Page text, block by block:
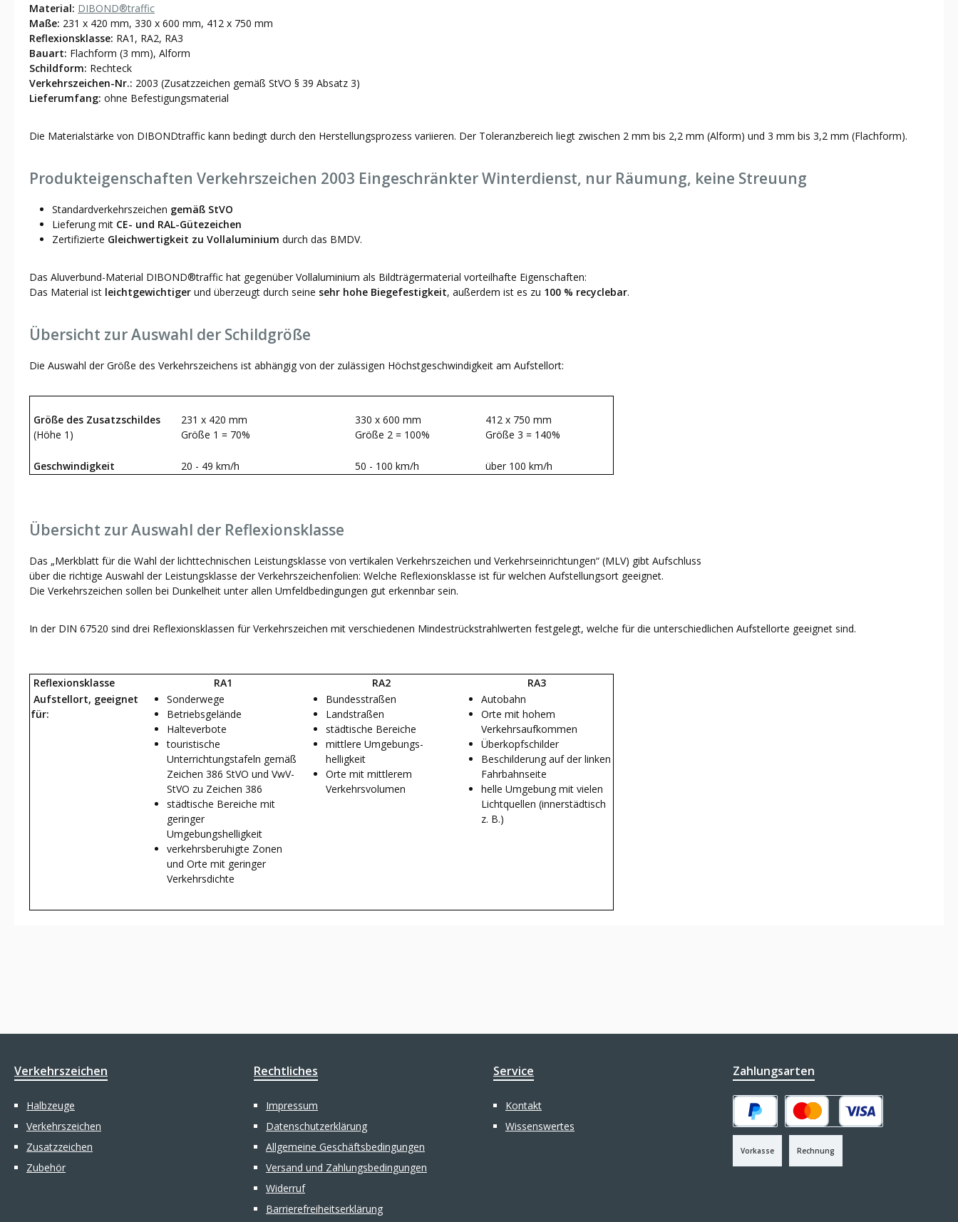
Material: DIBOND®traffic
Maße: 231 x 420 mm, 330 x 600 mm, 412 x 750 mm
Reflexionsklasse: RA1, RA2, RA3
Bauart: Flachform (3 mm), Alform
Schildform: Rechteck
Verkehrszeichen-Nr.: 2003 (Zusatzzeichen gemäß StVO § 39 Absatz 3)
Lieferumfang: ohne Befestigungsmaterial
Die Materialstärke von DIBONDtraffic kann bedingt durch den Herstellungsprozess variieren. Der Toleranzbereich liegt zwischen 2 mm bis 2,2 mm (Alform) und 3 mm bis 3,2 mm (Flachform).
Produkteigenschaften Verkehrszeichen 2003 Eingeschränkter Winterdienst, nur Räumung, keine Streuung
Standardverkehrszeichen gemäß StVO
Lieferung mit CE- und RAL-Gütezeichen
Zertifizierte Gleichwertigkeit zu Vollaluminium durch das BMDV.
Das Aluverbund-Material DIBOND®traffic hat gegenüber Vollaluminium als Bildträgermaterial vorteilhafte Eigenschaften:
Das Material ist leichtgewichtiger und überzeugt durch seine sehr hohe Biegefestigkeit, außerdem ist es zu 100 % recyclebar.
Übersicht zur Auswahl der Schildgröße
Die Auswahl der Größe des Verkehrszeichens ist abhängig von der zulässigen Höchstgeschwindigkeit am Aufstellort:
Größe des Zusatzschildes
(Höhe 1)
231 x 420 mm
Größe 1 = 70%
330 x 600 mm
Größe 2 = 100%
412 x 750 mm
Größe 3 = 140%
Geschwindigkeit 20 - 49 km/h 50 - 100 km/h über 100 km/h
Übersicht zur Auswahl der Reflexionsklasse
Das „Merkblatt für die Wahl der lichttechnischen Leistungsklasse von vertikalen Verkehrszeichen und Verkehrseinrichtungen“ (MLV) gibt Aufschluss
über die richtige Auswahl der Leistungsklasse der Verkehrszeichenfolien: Welche Reflexionsklasse ist für welchen Aufstellungsort geeignet.
Die Verkehrszeichen sollen bei Dunkelheit unter allen Umfeldbedingungen gut erkennbar sein.
In der DIN 67520 sind drei Reflexionsklassen für Verkehrszeichen mit verschiedenen Mindestrückstrahlwerten festgelegt, welche für die unterschiedlichen Aufstellorte geeignet sind.
Reflexionsklasse RA1 RA2
RA3
Aufstellort, geeignet
für:
Sonderwege
Betriebsgelände
Halteverbote
touristische
Unterrichtungstafeln gemäß
Zeichen 386 StVO und VwV-
StVO zu Zeichen 386
städtische Bereiche mit
geringer
Umgebungshelligkeit
verkehrsberuhigte Zonen
und Orte mit geringer
Verkehrsdichte
Bundesstraßen
Landstraßen
städtische Bereiche
mittlere Umgebungs-
helligkeit
Orte mit mittlerem
Verkehrsvolumen
Autobahn
Orte mit hohem
Verkehrsaufkommen
Überkopfschilder
Beschilderung auf der linken
Fahrbahnseite
helle Umgebung mit vielen
Lichtquellen (innerstädtisch
z. B.)
Verkehrszeichen
Halbzeuge
Verkehrszeichen
Zusatzzeichen
Zubehör
Rechtliches
Impressum
Datenschutzerklärung
Allgemeine Geschäftsbedingungen
Versand und Zahlungsbedingungen
Widerruf
Barrierefreiheitserklärung
Service
Kontakt
Wissenswertes
Zahlungsarten
Vorkasse
PayPal Kredit- oder Debitkarte
Rechnung